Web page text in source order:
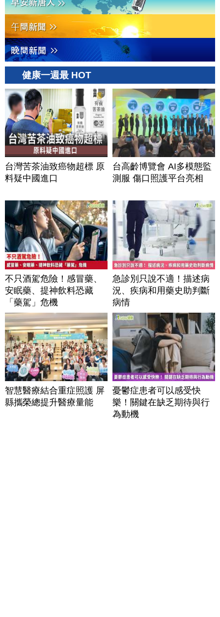
健康一週最 HOT
台灣苦茶油致癌物超標 原
料疑中國進口
台高齡博覽會 AI多模態監
測服 傷口照護平台亮相
不只酒駕危險！感冒藥、
安眠藥、提神飲料恐藏
「藥駕」危機
急診別只說不適！描述病
況、疾病和用藥史助判斷
病情
智慧醫療結合重症照護 屏
縣攜榮總提升醫療量能
憂鬱症患者可以感受快
樂！關鍵在缺乏期待與行
為動機